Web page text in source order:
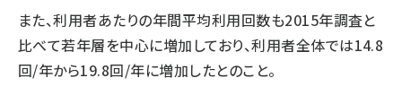
また、利用者あたりの年間平均利用回数も2015年調査と
比べて若年層を中心に増加しており、利用者全体では14.8
回/年から19.8回/年に増加したとのこと。